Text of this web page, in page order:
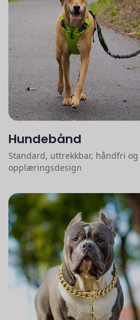
Hundebånd
Standard, uttrekkbar, håndfri og
opplæringsdesign